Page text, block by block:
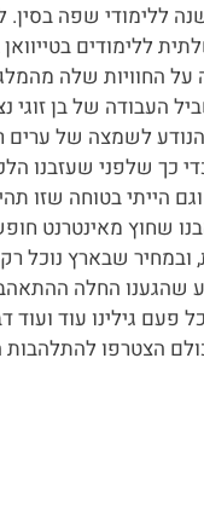
ללימודי שפה בסין.
ללימודים בטייוואן
החוויות שלה
של בן זוגי
הנודע לשמצה של
כך שלפני שעזבנו
הייתי בטוחה שזו
שחוץ מאינטרנט
שבארץ נוכל
החלה
גילינו עוד ועוד
הצטרפו